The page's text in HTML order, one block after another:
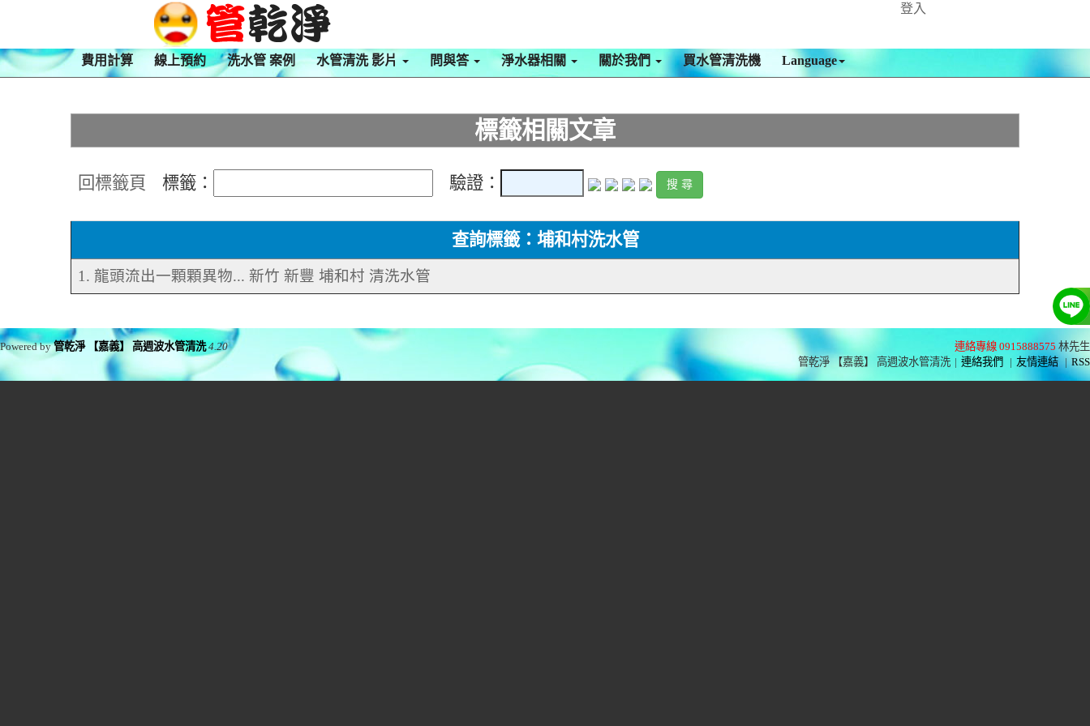
登入
費用計算 線上預約 洗水管 案例 水管清洗 影片 問與答 淨水器相關 關於我們 買水管清洗機 Language
標籤相關文章
回標籤頁 標籤： 驗證：
查詢標籤：埔和村洗水管
1. 龍頭流出一顆顆異物... 新竹 新豐 埔和村 清洗水管
連絡專線 0915888575 林先生
管乾淨 【嘉義】 高週波水管清洗 | 連絡我們 | 友情連結 | RSS
Powered by管乾淨 【嘉義】 高週波水管清洗 4.20